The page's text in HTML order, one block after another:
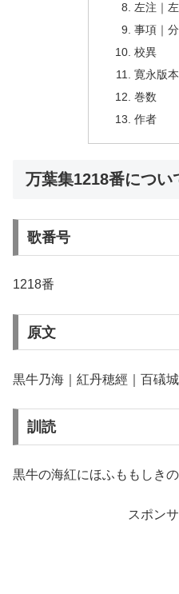
左注｜
事項｜
校異
寛永版本
巻数
作者
万葉集1218番につい
歌番号
1218番
原文
黒牛乃海｜紅丹穂經｜百礒
訓読
黒牛の海紅にほふももしき
スポン